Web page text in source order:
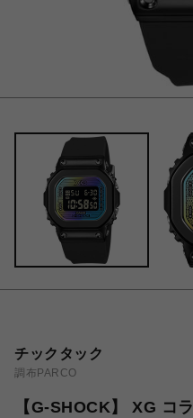
チックタック
調布PARCO
【G-SHOCK】 XG コ